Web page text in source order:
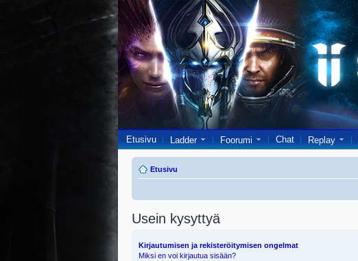
Etusivu Ladder Foorumi Chat Replay
Etusivu
Usein kysyttyä
Kirjautumisen ja rekisteröitymisen ongelmat
Miksi en voi kirjautua sisään?